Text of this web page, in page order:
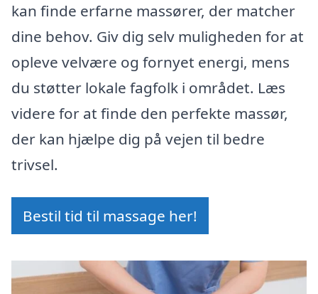
kan finde erfarne massører, der matcher
dine behov. Giv dig selv muligheden for at
opleve velvære og fornyet energi, mens
du støtter lokale fagfolk i området. Læs
videre for at finde den perfekte massør,
der kan hjælpe dig på vejen til bedre
trivsel.
Bestil tid til massage her!